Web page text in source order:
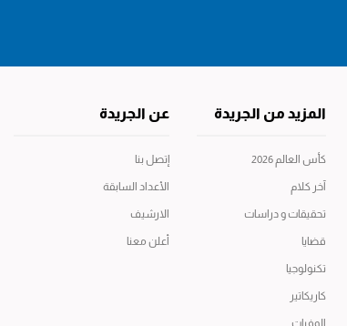
المزيد من الجريدة
كأس العالم 2026
آخر كلام
تحقيقات و دراسات
قضايا
تكنولوجيا
كاريكاتير
عن الجريدة
إتصل بنا
الأعداد السابقة
الارشيف
أعلن معنا